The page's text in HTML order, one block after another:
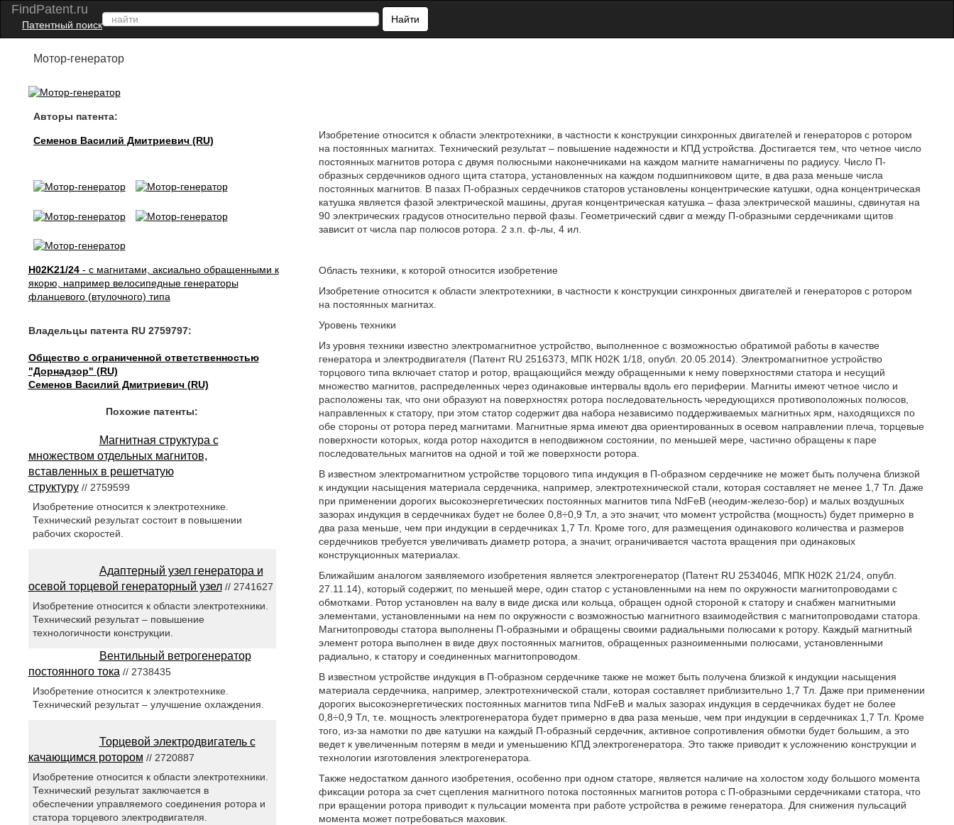
FindPatent.ru
Патентный поиск
Найти
Мотор-генератор
Авторы патента:
Семенов Василий Дмитриевич (RU)
H02K21/24- с магнитами, аксиально обращенными к
якорю, например велосипедные генераторы
фланцевого (втулочного) типа
Владельцы патента RU 2759797:
Общество с ограниченной ответственностью
"Дорнадзор" (RU)
Семенов Василий Дмитриевич (RU)
Изобретение относится к области электротехники, в частности к конструкции синхронных двигателей и генераторов с ротором
на постоянных магнитах. Технический результат – повышение надежности и КПД устройства. Достигается тем, что четное число
постоянных магнитов ротора с двумя полюсными наконечниками на каждом магните намагничены по радиусу. Число П-
образных сердечников одного щита статора, установленных на каждом подшипниковом щите, в два раза меньше числа
постоянных магнитов. В пазах П-образных сердечников статоров установлены концентрические катушки, одна концентрическая
катушка является фазой электрической машины, другая концентрическая катушка – фаза электрической машины, сдвинутая на
90 электрических градусов относительно первой фазы. Геометрический сдвиг α между П-образными сердечниками щитов
зависит от числа пар полюсов ротора. 2 з.п. ф-лы, 4 ил.
Область техники, к которой относится изобретение
Изобретение относится к области электротехники, в частности к конструкции синхронных двигателей и генераторов с ротором
на постоянных магнитах.
Уровень техники
Из уровня техники известно электромагнитное устройство, выполненное с возможностью обратимой работы в качестве
генератора и электродвигателя (Патент RU 2516373, МПК Н02K 1/18, опубл. 20.05.2014). Электромагнитное устройство
торцового типа включает статор и ротор, вращающийся между обращенными к нему поверхностями статора и несущий
множество магнитов, распределенных через одинаковые интервалы вдоль его периферии. Магниты имеют четное число и
расположены так, что они образуют на поверхностях ротора последовательность чередующихся противоположных полюсов,
направленных к статору, при этом статор содержит два набора независимо поддерживаемых магнитных ярм, находящихся по
обе стороны от ротора перед магнитами. Магнитные ярма имеют два ориентированных в осевом направлении плеча, торцевые
поверхности которых, когда ротор находится в неподвижном состоянии, по меньшей мере, частично обращены к паре
последовательных магнитов на одной и той же поверхности ротора.
В известном электромагнитном устройстве торцового типа индукция в П-образном сердечнике не может быть получена близкой
к индукции насыщения материала сердечника, например, электротехнической стали, которая составляет не менее 1,7 Тл. Даже
при применении дорогих высокоэнергетических постоянных магнитов типа NdFeB (неодим-железо-бор) и малых воздушных
зазорах индукция в сердечниках будет не более 0,8÷0,9 Тл, а это значит, что момент устройства (мощность) будет примерно в
два раза меньше, чем при индукции в сердечниках 1,7 Тл. Кроме того, для размещения одинакового количества и размеров
сердечников требуется увеличивать диаметр ротора, а значит, ограничивается частота вращения при одинаковых
конструкционных материалах.
Ближайшим аналогом заявляемого изобретения является электрогенератор (Патент RU 2534046, МПК Н02K 21/24, опубл.
27.11.14), который содержит, по меньшей мере, один статор с установленными на нем по окружности магнитопроводами с
обмотками. Ротор установлен на валу в виде диска или кольца, обращен одной стороной к статору и снабжен магнитными
элементами, установленными на нем по окружности с возможностью магнитного взаимодействия с магнитопроводами статора.
Магнитопроводы статора выполнены П-образными и обращены своими радиальными полюсами к ротору. Каждый магнитный
элемент ротора выполнен в виде двух постоянных магнитов, обращенных разноименными полюсами, установленными
радиально, к статору и соединенных магнитопроводом.
В известном устройстве индукция в П-образном сердечнике также не может быть получена близкой к индукции насыщения
материала сердечника, например, электротехнической стали, которая составляет приблизительно 1,7 Тл. Даже при применении
дорогих высокоэнергетических постоянных магнитов типа NdFeB и малых зазорах индукция в сердечниках будет не более
0,8÷0,9 Тл, т.е. мощность электрогенератора будет примерно в два раза меньше, чем при индукции в сердечниках 1,7 Тл. Кроме
того, из-за намотки по две катушки на каждый П-образный сердечник, активное сопротивления обмотки будет большим, а это
ведет к увеличенным потерям в меди и уменьшению КПД электрогенератора. Это также приводит к усложнению конструкции и
технологии изготовления электрогенератора.
Также недостатком данного изобретения, особенно при одном статоре, является наличие на холостом ходу большого момента
фиксации ротора за счет сцепления магнитного потока постоянных магнитов ротора с П-образными сердечниками статора, что
при вращении ротора приводит к пульсации момента при работе устройства в режиме генератора. Для снижения пульсаций
момента может потребоваться маховик.
Похожие патенты:
Магнитная структура с
множеством отдельных магнитов,
вставленных в решетчатую
структуру// 2759599
Изобретение относится к электротехнике.
Технический результат состоит в повышении
рабочих скоростей.
Адаптерный узел генератора и
осевой торцевой генераторный узел// 2741627
Изобретение относится к области электротехники.
Технический результат – повышение
технологичности конструкции.
Вентильный ветрогенератор
постоянного тока// 2738435
Изобретение относится к электротехнике.
Технический результат – улучшение охлаждения.
Торцевой электродвигатель с
качающимся ротором // 2720887
Изобретение относится к области электротехники.
Технический результат заключается в
обеспечении управляемого соединения ротора и
статора торцевого электродвигателя.